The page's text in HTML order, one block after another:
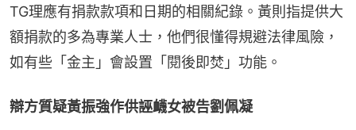
TG理應有捐款款項和日期的相關紀錄。黃則指提供大
額捐款的多為專業人士，他們很懂得規避法律風險，
如有些「金主」會設置「閱後即焚」功能。
辯方質疑黃振強作供誣衊女被告劉佩凝